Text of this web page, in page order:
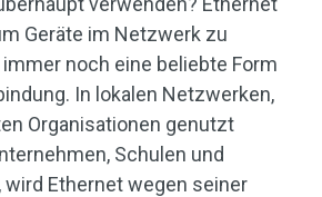
Geräte im Netzwerk zu
noch eine beliebte Form
In lokalen Netzwerken,
Organisationen genutzt
Schulen und
wird Ethernet wegen seiner